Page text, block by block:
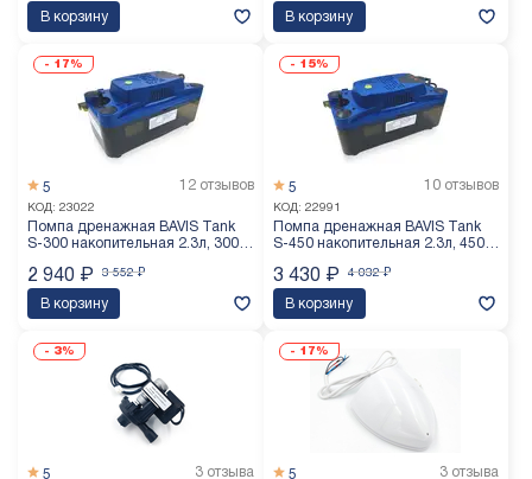
В корзину В корзину
- 17%
12 отзывов
5
КОД: 23022
Помпа дренажная BAVIS Tank
S-300 накопительная 2.3л, 300
3 552 ₽
2 940 ₽
В корзину
- 15%
10 отзывов
5
КОД: 22991
Помпа дренажная BAVIS Tank
S-450 накопительная 2.3л, 450
4 032 ₽
3 430 ₽
В корзину
- 3%
3 отзыва
5
- 17%
3 отзыва
5